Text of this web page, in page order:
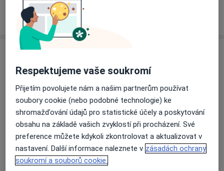
Adresa
Oční ordinace
Benešova 46, Jihlava586 01
Přiblížit mapuse otevře v nové záložce
Dostupnost
Na této adrese online kalendář není aktivní
Co mám v takové situaci udělat?
Respektujeme vaše soukromí
Přijetím povolujete nám a našim partnerům používat
soubory cookie (nebo podobné technologie) ke
shromažďování údajů pro statistické účely a poskytování
obsahu na základě vašich zvyklostí při procházení. Své
preference můžete kdykoli zkontrolovat a aktualizovat v
nastavení. Další informace naleznete v zásadách ochrany
soukromí a souborů cookie.